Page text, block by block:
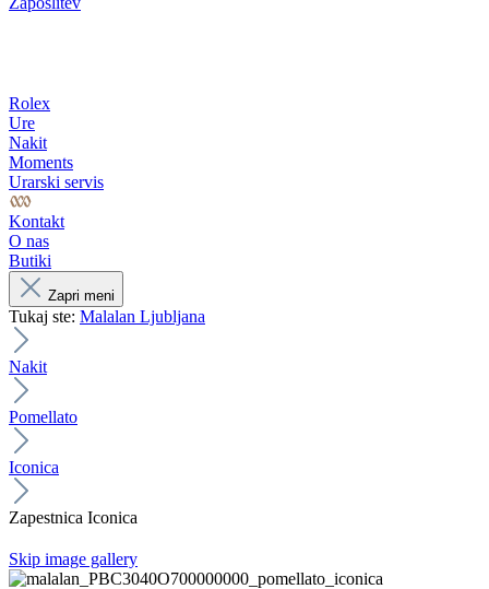
Rolex
Ure
Nakit
Moments
Urarski servis
Kontakt
O nas
Butiki
Zapri meni
Tukaj ste: Malalan Ljubljana
Nakit
Pomellato
Iconica
Zapestnica Iconica
Skip image gallery